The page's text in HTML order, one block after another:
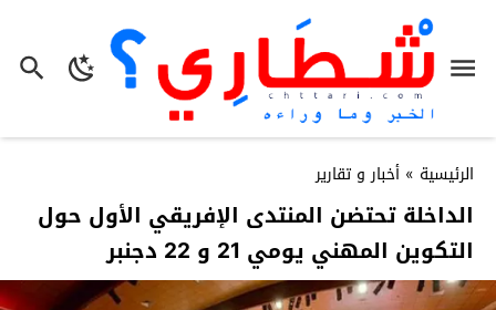
الرئيسية » أخبار و تقارير
الداخلة تحتضن المنتدى الإفريقي الأول حول
التكوين المهني يومي 21 و 22 دجنبر